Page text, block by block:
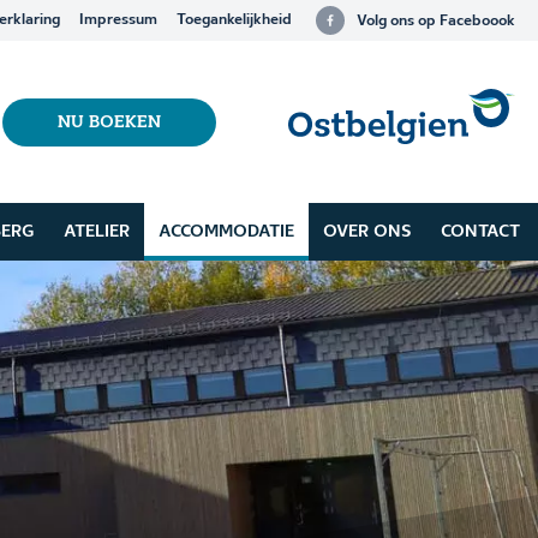
Impressum Toegankelijkheid Volg ons op Faceboook
NU BOEKEN
ATELIER ACCOMMODATIE OVER ONS CONTACT